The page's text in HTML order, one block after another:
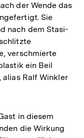
der Wende das
Sie
nach dem Stasi-
verschmierte
ein Beil
alias Ralf Winkler
in diesem
die Wirkung